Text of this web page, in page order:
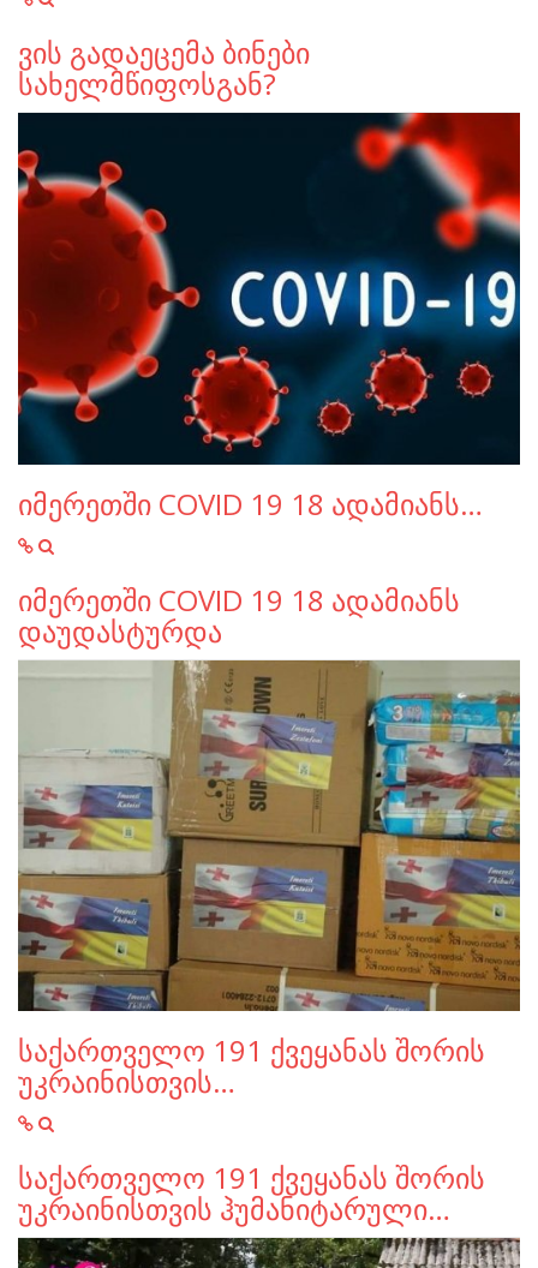
ვის გადაეცემა ბინები
სახელმწიფოსგან?
იმერეთში COVID 19 18 ადამიანს…
იმერეთში COVID 19 18 ადამიანს
დაუდასტურდა
საქართველო 191 ქვეყანას შორის
უკრაინისთვის…
საქართველო 191 ქვეყანას შორის
უკრაინისთვის ჰუმანიტარული…